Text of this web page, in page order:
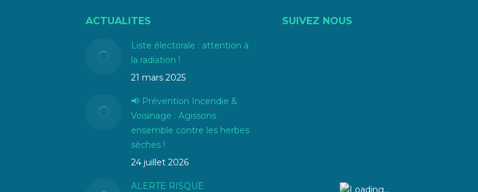
ACTUALITES
Liste électorale : attention à
la radiation !
21 mars 2025
📢 Prévention Incendie &
Voisinage : Agissons
ensemble contre les herbes
sèches !
24 juillet 2026
ALERTE RISQUE
SUIVEZ NOUS